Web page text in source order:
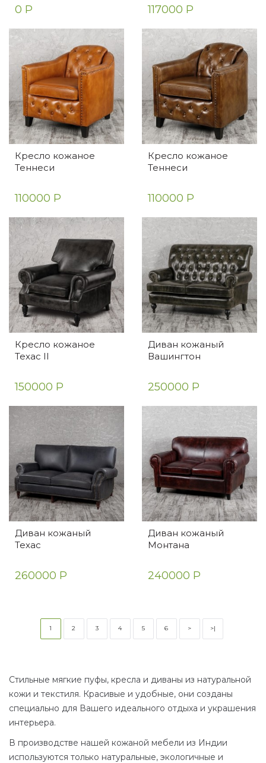
0 Р 117000 Р
Кресло кожаное
Теннеси
110000 Р
Кресло кожаное
Теннеси
110000 Р
Кресло кожаное
Техас II
150000 Р
Диван кожаный
Вашингтон
250000 Р
Диван кожаный
Техас
260000 Р
Диван кожаный
Монтана
240000 Р
1 2 3 4 5 6 > >|
Стильные мягкие пуфы, кресла и диваны из натуральной
кожи и текстиля. Красивые и удобные, они созданы
специально для Вашего идеального отдыха и украшения
интерьера.
В производстве нашей кожаной мебели из Индии
используются только натуральные, экологичные и